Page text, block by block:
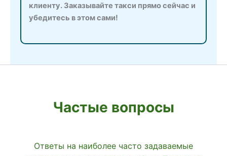
клиенту. Заказывайте такси прямо сейчас и
убедитесь в этом сами!
Частые вопросы
Ответы на наиболее часто задаваемые